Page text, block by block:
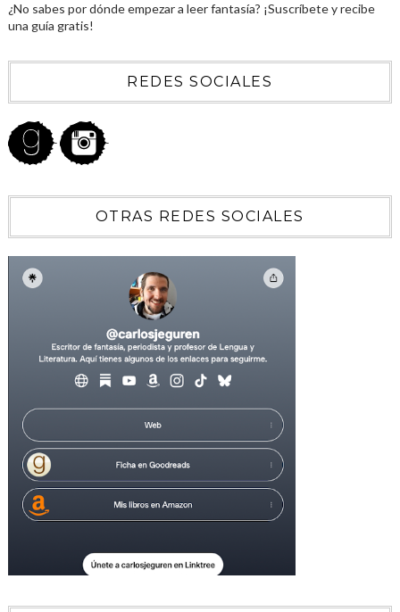
¿No sabes por dónde empezar a leer fantasía? ¡Suscríbete y recibe
una guía gratis!
REDES SOCIALES
OTRAS REDES SOCIALES